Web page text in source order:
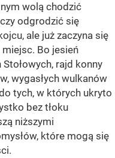
wolą chodzić
odgrodzić się
ale już zaczyna się
Bo jesień
rajd konny
wygasłych wulkanów
tych, w których ukryto
bez tłoku
niższymi
które mogą się